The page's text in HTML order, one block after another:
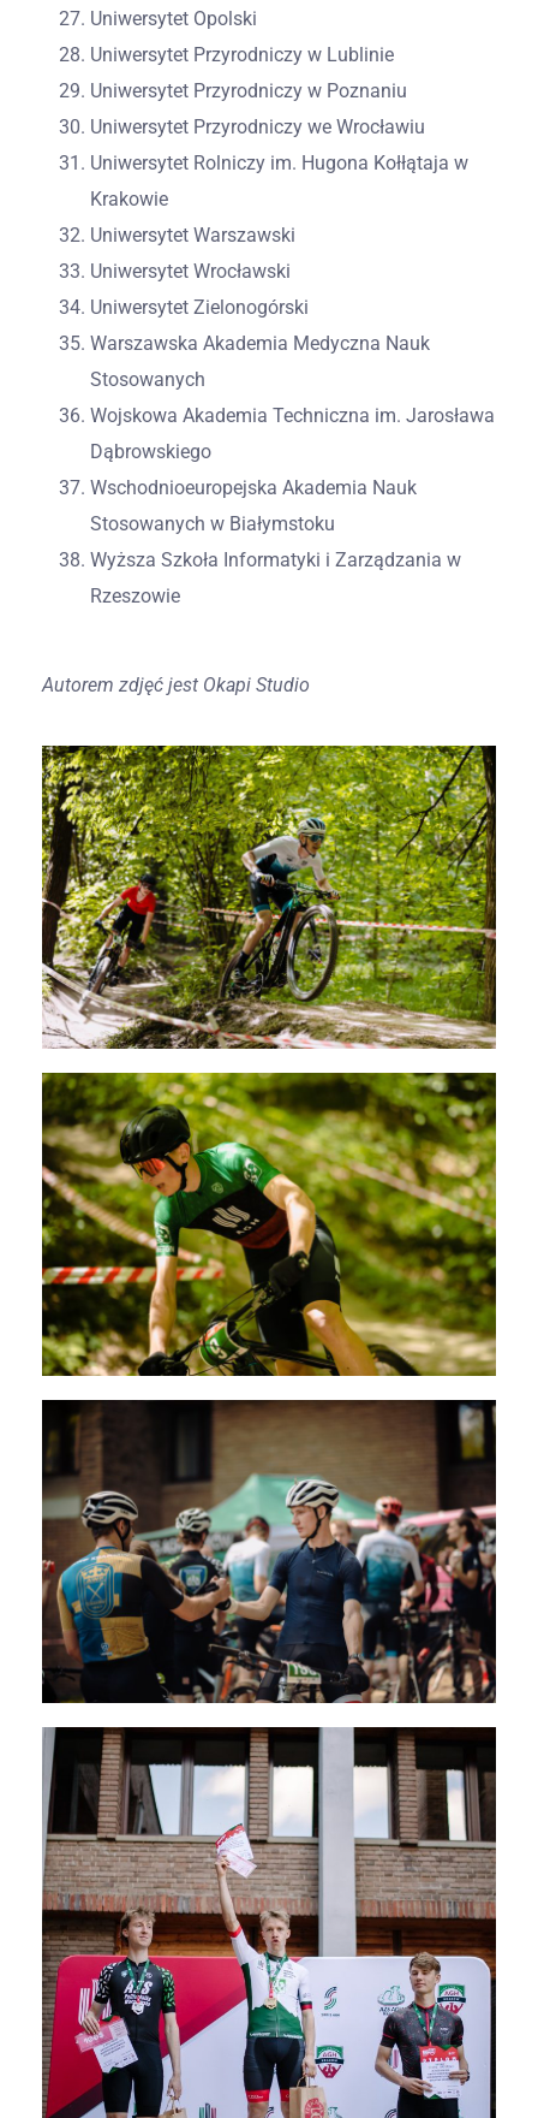
Uniwersytet Opolski
Uniwersytet Przyrodniczy w Lublinie
Uniwersytet Przyrodniczy w Poznaniu
Uniwersytet Przyrodniczy we Wrocławiu
Uniwersytet Rolniczy im. Hugona Kołłątaja w
Krakowie
Uniwersytet Warszawski
Uniwersytet Wrocławski
Uniwersytet Zielonogórski
Warszawska Akademia Medyczna Nauk
Stosowanych
Wojskowa Akademia Techniczna im. Jarosława
Dąbrowskiego
Wschodnioeuropejska Akademia Nauk
Stosowanych w Białymstoku
Wyższa Szkoła Informatyki i Zarządzania w
Rzeszowie
Autorem zdjęć jest Okapi Studio